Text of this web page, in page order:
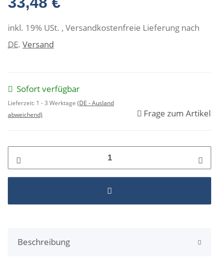
inkl. 19% USt. , Versandkostenfreie Lieferung nach
DE. Versand
Sofort verfügbar
Lieferzeit: 1 - 3 Werktage (DE - Ausland
abweichend)
Frage zum Artikel
Beschreibung